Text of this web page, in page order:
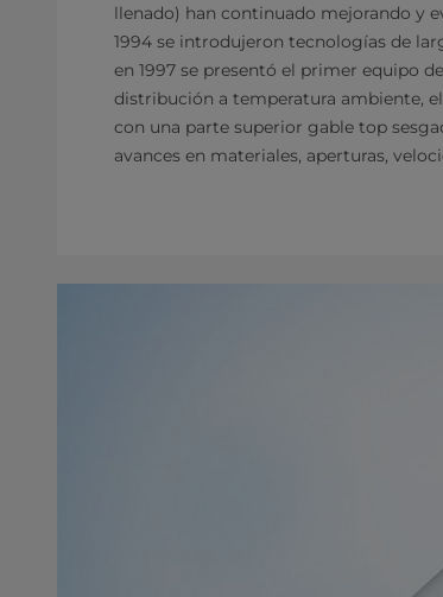
llenado) han continuado mejorando y
1994 se introdujeron tecnologías de
en 1997 se presentó el primer equipo
distribución a temperatura ambiente, el
con una parte superior gable top
avances en materiales, aperturas,